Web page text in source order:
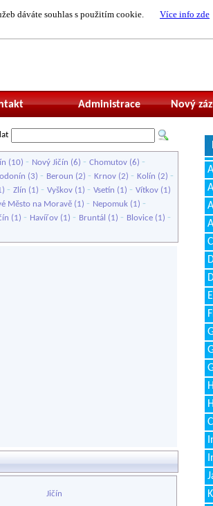
dáváte souhlas s použitím cookie. Více info zde
Nový
Administrace
(10) - Nový Jičín (6) - Chomutov (6) -
(3) - Beroun (2) - Krnov (2) - Kolín (2) -
- Zlín (1) - Vyškov (1) - Vsetín (1) - Vítkov (1)
Město na Moravě (1) - Nepomuk (1) -
(1) - Havířov (1) - Bruntál (1) - Blovice (1) -
Jičín